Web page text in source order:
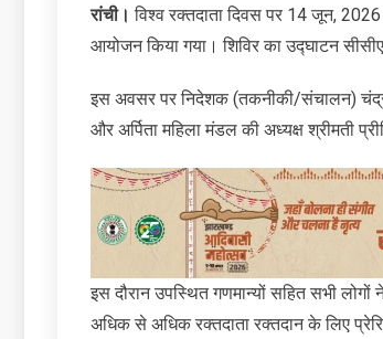
रांची। विश्व रक्तदाता दिवस पर 14 जून,
आयोजन किया गया। शिविर का उद्घाटन
इस अवसर पर निदेशक (तकनीकी/संचालन) चंद्र
और अर्पिता महिला मंडल की अध्यक्ष श्रीमती
इस दौरान उपस्थित गणमान्यों सहित सभी
अधिक से अधिक रक्तदाता रक्तदान के लिए